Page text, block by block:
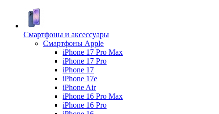
Смартфоны и аксессуары
Смартфоны Apple
iPhone 17 Pro Max
iPhone 17 Pro
iPhone 17
iPhone 17e
iPhone Air
iPhone 16 Pro Max
iPhone 16 Pro